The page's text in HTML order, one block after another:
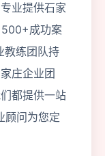
业提供石家
500+成功案
教练团队持
庄企业团
都提供一站
顾问为您定